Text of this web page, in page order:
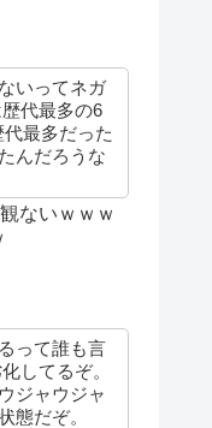
いってネガ
代最多の6
最多だった
んだろうな
ないｗｗｗ
って誰も言
してるぞ。
ジャウジャ
態だぞ。